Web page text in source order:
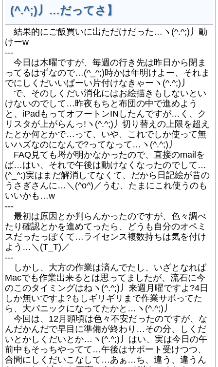
(^.^;)丿…だってさ】
結果的にご飯買いに出ただけだった…ヽ(^.^;)丿動
けーw
---
今日は木曜ですが、毎週の行き先は昨日から閉ま
ってるはずなので…(^_^;)時かは年明けよー、それま
でにしくだいいぱーい片付けなきゃーヽ(^.^;)丿
で、そのしくだい消化にはお絵描きもしないとい
けないのでして…昨夜もちと布団の中で進めよう
と、iPadもってオフートンINしたんですが…く、ク
リスタが上がらんっ!ヽ(^.^;)丿切り替えの上限を超え
たとか何とかで…って、いや、これでしか使って無
いハズなのになんで?ってなって…ヽ(^.^;)丿
FAQ見ても埒が明かなかったので、直接のmailを
ば…はい、それで午後は動けなくなったのでして…
(^_^;)実はまだ解消してなくて、だから日記絵が昔の
うさぎさんに…＼(^o^)／うむ、たまにこれ使うのも
いいかも…w
---
最初は原因とか判らんかったのですが、色々調べ
たり確認とかを進めてったら、どうも自分のオペミ
スだったっぽくて…ライセンス複数持ちは気を付け
よう…＼(T_T)／
---
しかし、大方の作業は済んでたし、いざとなれば
Macでも作業出来るとは思ってましたが、流石に今
のこのタイミングはねヽ(^.^;)丿来週月曜ですよ?4日
しか無いですよ?もしギリギリまで作業サボってた
ら、大パニックになってたかと…ヽ(^.^;)丿
今回は、12月頭頃は色々不安だったのですが、な
んだかんだで早目に準備が終わり…その分、しくだ
いとかしくだいとか…ヽ(^.^;)丿はい、実は今日の午
前中もそっちやってて…午後はサポート受けつつ、
合間にしくだいこなして…あぁ…ち、違う、違うん